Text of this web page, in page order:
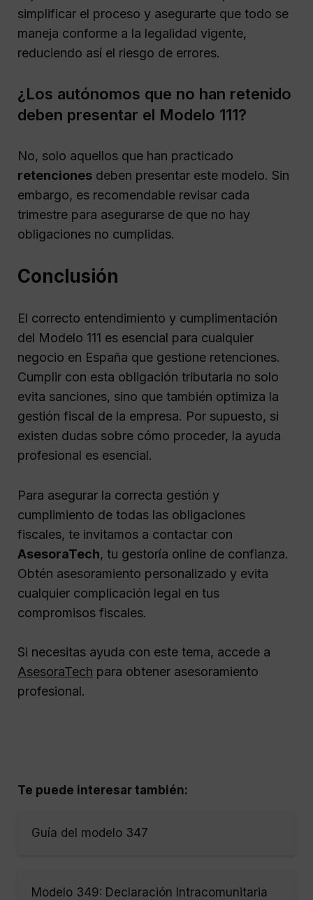
simplificar el proceso y asegurarte que todo se
maneja conforme a la legalidad vigente,
reduciendo así el riesgo de errores.
¿Los autónomos que no han retenido
deben presentar el Modelo 111?
No, solo aquellos que han practicado
retenciones deben presentar este modelo. Sin
embargo, es recomendable revisar cada
trimestre para asegurarse de que no hay
obligaciones no cumplidas.
Conclusión
El correcto entendimiento y cumplimentación
del Modelo 111 es esencial para cualquier
negocio en España que gestione retenciones.
Cumplir con esta obligación tributaria no solo
evita sanciones, sino que también optimiza la
gestión fiscal de la empresa. Por supuesto, si
existen dudas sobre cómo proceder, la ayuda
profesional es esencial.
Para asegurar la correcta gestión y
cumplimiento de todas las obligaciones
fiscales, te invitamos a contactar con
AsesoraTech, tu gestoría online de confianza.
Obtén asesoramiento personalizado y evita
cualquier complicación legal en tus
compromisos fiscales.
Si necesitas ayuda con este tema, accede a
AsesoraTech para obtener asesoramiento
profesional.
Te puede interesar también:
Guía del modelo 347
Modelo 349: Declaración Intracomunitaria